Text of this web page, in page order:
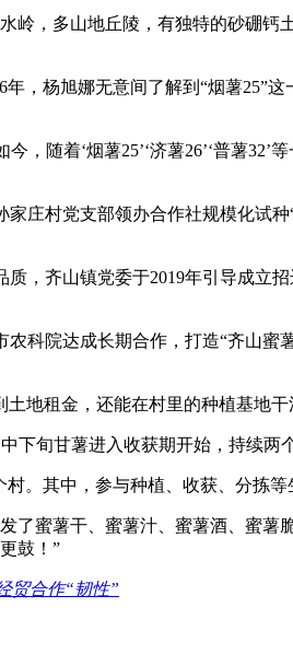
岭，多山地丘陵，有独特的砂硼
，杨旭娜无意间了解到“烟薯25”
随着‘烟薯25’‘济薯26’‘普薯
庄村党支部领办合作社规模化试
，齐山镇党委于2019年引导成立
科院达成长期合作，打造“齐山
地租金，还能在村里的种植基地
旬甘薯进入收获期开始，持续两
。其中，参与种植、收获、分拣
蜜薯干、蜜薯汁、蜜薯酒、蜜
鼓！”
贸合作“韧性”